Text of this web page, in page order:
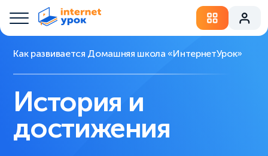
Как развивается Домашняя школа «ИнтернетУрок»
История и
достижения